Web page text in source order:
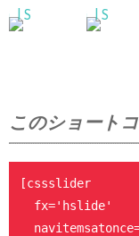
このショート
[cssslider
  fx='hslide'